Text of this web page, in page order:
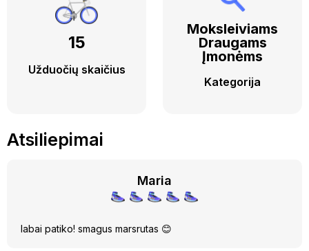
15
Užduočių skaičius
Moksleiviams
Draugams
Įmonėms
Kategorija
Atsiliepimai
Maria
labai patiko! smagus marsrutas 😊